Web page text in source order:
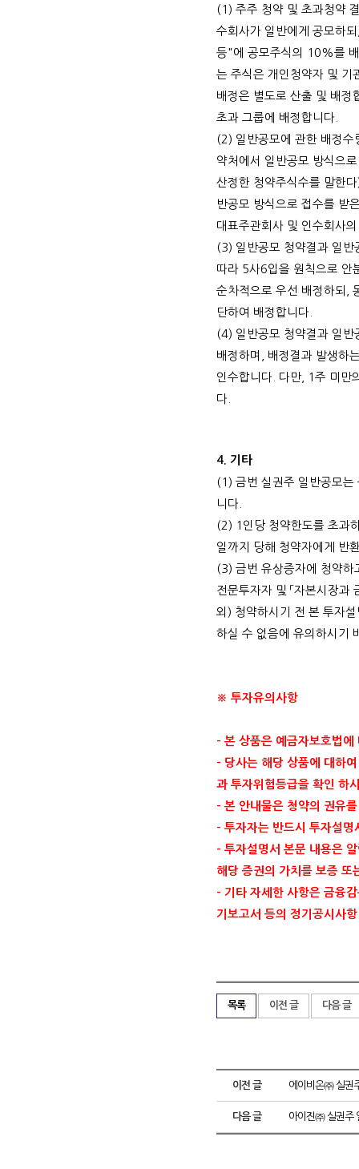
(1) 주주 청약 및 초과청약
수회사가 일반에게 공모하되
등" 에 공모주식의 10%를
는 주식은 개인청약자 및 기
배정은 별도로 산출 및 배정
초과 그룹에 배정합니다
(2) 일반공모에 관한 배정
약처에서 일반공모 방식으
산정한 청약주식수를 말한다
반공모 방식으로 접수를 받
대표주관회사 및 인수회사
(3) 일반공모 청약결과 일
따라 5사6입을 원칙으로 안
순차적으로 우선 배정하되
단하여 배정합니다
(4) 일반공모 청약결과 일
배정하며
배정결과 발생하
인수합니다 다만, 1 주 미만
다
4. 기타
(1) 금번 실권주 일반공모는
니다
(2) 1 인당 청약한도를 초과
일까지 당해 청약자에게 반
(3) 금번 유상증자에 청약하
전문투자자 및 「자본시장과
외 ) 청약하시기 전 본 투자
하실 수 없음에 유의하시기
※ 투자유의사항
- 본 상품은 예금자보호법에
- 당사는 해당 상품에 대하
과 투자위험등급을 확인 하
- 본 안내물은 청약의 권유
- 투자자는 반드시 투자설명
- 투자설명서 본문 내용은
해당 증권의 가치를 보증 또
- 기타 자세한 사항은 금융
기보고서 등의 정기공시사
목록 이전 글 다음 글
이전 글 에이비온㈜ 실권
다음 글 아이진㈜ 실권주